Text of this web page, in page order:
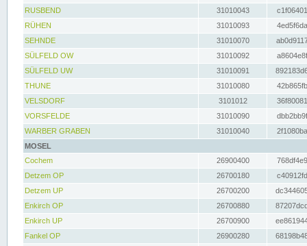
RUSBEND
31010043
RÜHEN
31010093
SEHNDE
31010070
SÜLFELD OW
31010092
SÜLFELD UW
31010091
THUNE
31010080
VELSDORF
3101012
VORSFELDE
31010090
WARBER GRABEN
31010040
MOSEL
Cochem
26900400
Detzem OP
26700180
Detzem UP
26700200
Enkirch OP
26700880
Enkirch UP
26700900
Fankel OP
26900280